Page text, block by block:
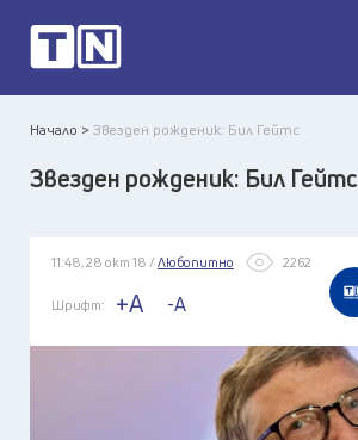
Начало >Звезден рожденик: Бил Гейтс
Звезден рожденик: Бил Гейтс
11:48, 28 окт 18 / Любопитно 2262
Шрифт: +A -A